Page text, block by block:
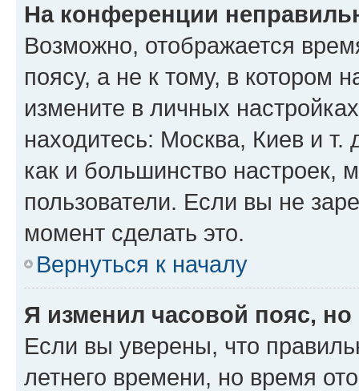
На конференции
Возможно, отображается
поясу, а не к тому, в котором
измените в личных
находитесь: Москва, Киев и т.
как и большинство настроек,
пользователи. Если вы не
момент сделать это.
Вернуться к началу
Я изменил часовой пояс,
Если вы уверены, что
летнего времени, но время